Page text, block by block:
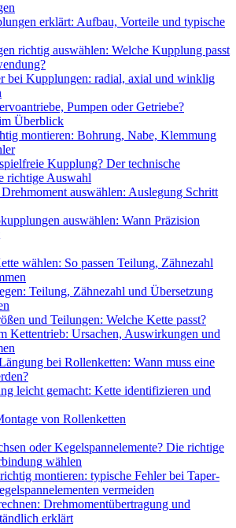
erklärt: Aufbau, Vorteile und typische
richtig auswählen: Welche Kupplung passt
bei Kupplungen: radial, axial und winklig
Pumpen oder Getriebe?
Überblick
montieren: Bohrung, Nabe, Klemmung
Kupplung? Der technische
richtige Auswahl
auswählen: Auslegung Schritt
auswählen: Wann Präzision
wählen: So passen Teilung, Zähnezahl
Teilung, Zähnezahl und Übersetzung
und Teilungen: Welche Kette passt?
Kettentrieb: Ursachen, Auswirkungen und
bei Rollenketten: Wann muss eine
leicht gemacht: Kette identifizieren und
von Rollenketten
oder Kegelspannelemente? Die richtige
wählen
montieren: typische Fehler bei Taper-
vermeiden
Drehmomentübertragung und
erklärt